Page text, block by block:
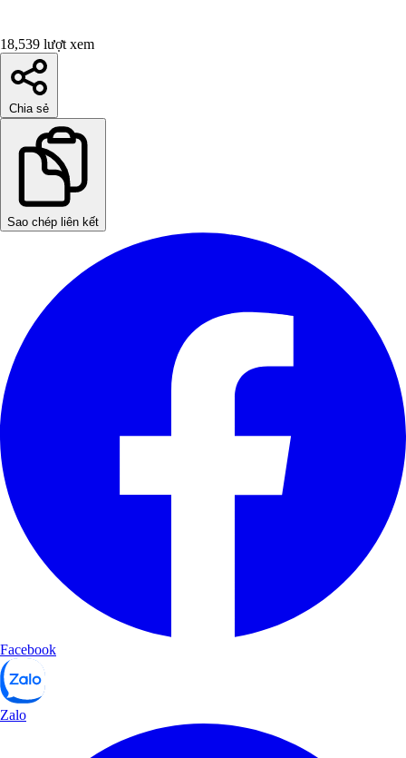
18,539 lượt xem
Chia sẻ
Sao chép liên kết
Facebook
Zalo